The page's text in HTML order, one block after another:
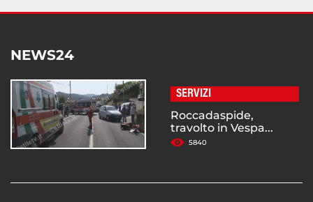
NEWS24
SERVIZI
Roccadaspide,
travolto in Vespa...
5840